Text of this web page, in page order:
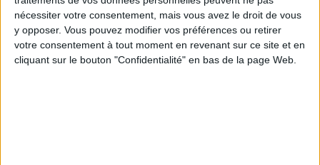
nécessiter votre consentement, mais vous avez le droit de vous
y opposer. Vous pouvez modifier vos préférences ou retirer
votre consentement à tout moment en revenant sur ce site et en
cliquant sur le bouton "Confidentialité" en bas de la page Web.
Votre bilan minceur(env. 2
min)